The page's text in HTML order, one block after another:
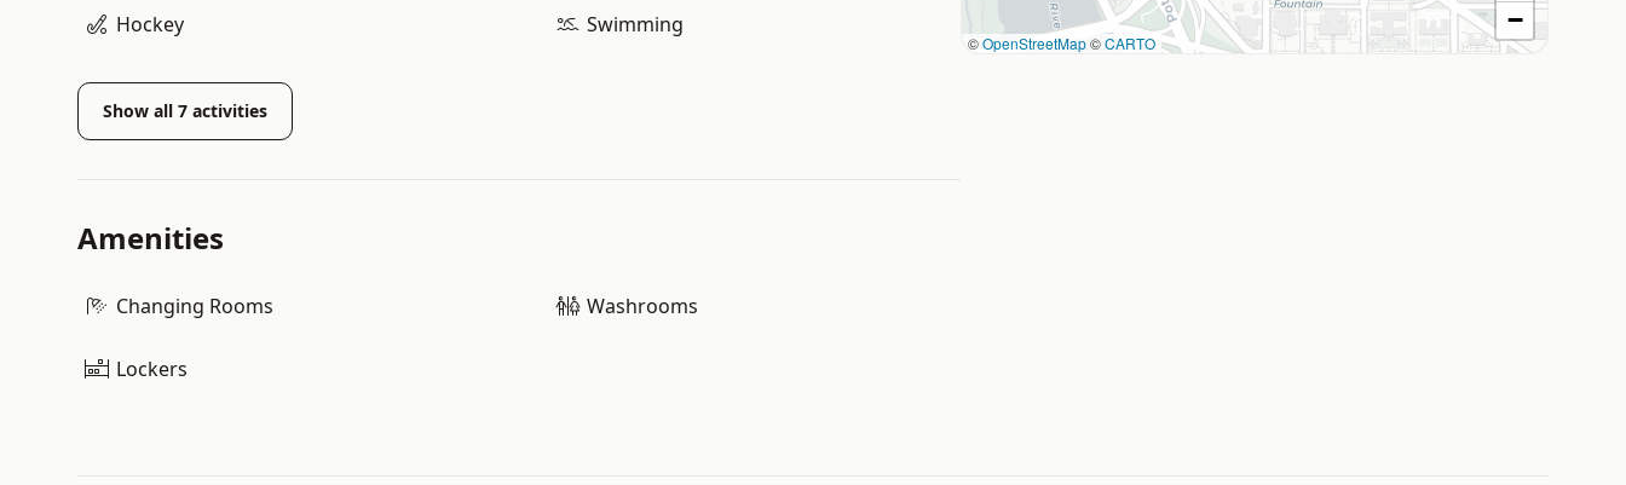
Hockey Swimming
Show all 7 activities
Amenities
Changing Rooms Washrooms
Lockers
©OpenStreetMap©CARTO
−